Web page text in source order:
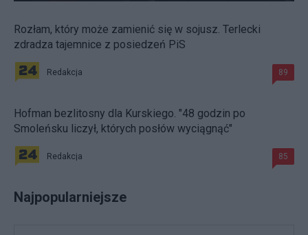
Rozłam, który może zamienić się w sojusz. Terlecki
zdradza tajemnice z posiedzeń PiS
Redakcja 89
Hofman bezlitosny dla Kurskiego. "48 godzin po
Smoleńsku liczył, których posłów wyciągnąć"
Redakcja 85
Najpopularniejsze